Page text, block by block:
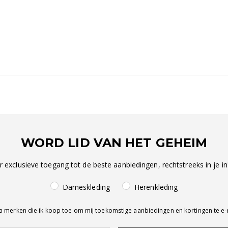
WORD LID VAN HET GEHEIM
exclusieve toegang tot de beste aanbiedingen, rechtstreeks in je
Dameskleding Herenkleding
merken die ik koop toe om mij toekomstige aanbiedingen en kortingen te